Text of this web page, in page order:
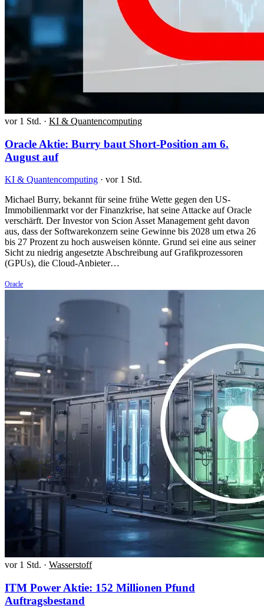
vor 1 Std. · KI & Quantencomputing
Oracle Aktie: Burry baut Short-Position am 6.
August auf
KI & Quantencomputing · vor 1 Std.
Michael Burry, bekannt für seine frühe Wette gegen den US-
Immobilienmarkt vor der Finanzkrise, hat seine Attacke auf Oracle
verschärft. Der Investor von Scion Asset Management geht davon
aus, dass der Softwarekonzern seine Gewinne bis 2028 um etwa 26
bis 27 Prozent zu hoch ausweisen könnte. Grund sei eine aus seiner
Sicht zu niedrig angesetzte Abschreibung auf Grafikprozessoren
(GPUs), die Cloud-Anbieter…
Oracle
vor 1 Std. · Wasserstoff
ITM Power Aktie: 152 Millionen Pfund
Auftragsbestand